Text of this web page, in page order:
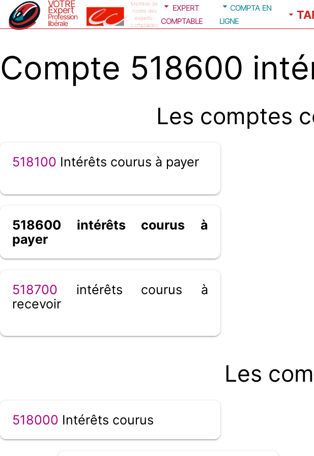
VOTRE
Expert
Profession
libérale
Membre de
l'ordre des
experts-
comptables
expert
comptable
compta en
ligne
Compte 518600
Les comptes
518100 Intérêts courus à payer
518600 intérêts courus à
payer
518700 intérêts courus à
recevoir
Les
518000 Intérêts courus